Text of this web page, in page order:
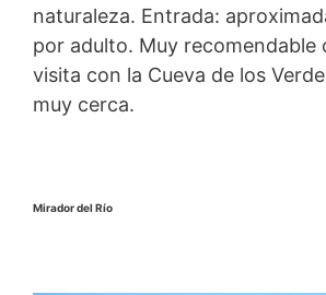
naturaleza. Entrada:
por adulto. Muy recomendable
visita con la Cueva de los
muy cerca.
Mirador del Río